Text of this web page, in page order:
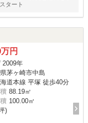
タート
円
2009年
茅ヶ崎市中島
海道本線 平塚 徒歩40分
88.19㎡
100.00㎡
)